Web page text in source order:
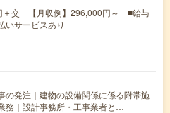
＋交 【月収例】296,000円～ ■給与
いサービスあり
の発注｜建物の設備関係に係る附帯施
務｜設計事務所・工事業者と…